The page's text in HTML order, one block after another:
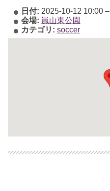
日付: 2025-10-12 10:00–
会場: 嵐山東公園
カテゴリ: soccer